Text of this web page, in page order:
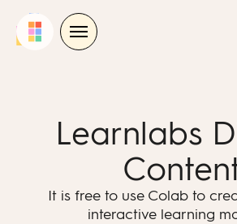
Learnlabs
It is free to use Colab to
interactive learning